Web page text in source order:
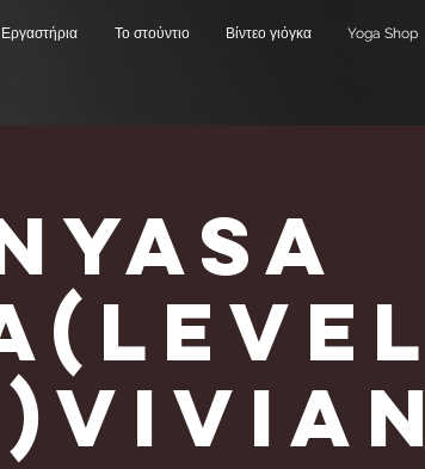
Εργαστήρια Το στούντιο Βίντεο γιόγκα Yoga Shop